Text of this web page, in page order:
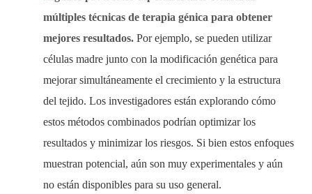
múltiples técnicas de terapia génica para obtener
mejores resultados. Por ejemplo, se pueden utilizar
células madre junto con la modificación genética para
mejorar simultáneamente el crecimiento y la estructura
del tejido. Los investigadores están explorando cómo
estos métodos combinados podrían optimizar los
resultados y minimizar los riesgos. Si bien estos enfoques
muestran potencial, aún son muy experimentales y aún
no están disponibles para su uso general.